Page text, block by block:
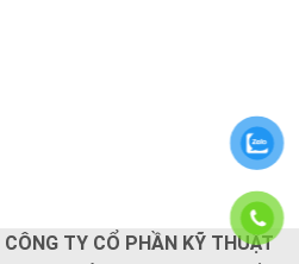
CÔNG TY CỔ PHẦN KỸ THUẬT